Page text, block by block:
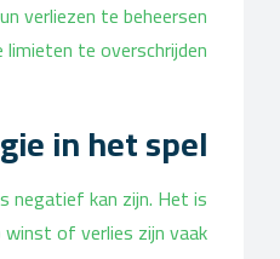
verliezen te beheersen
te overschrijden.
in het spel
negatief kan zijn. Het is
winst of verlies zijn vaak